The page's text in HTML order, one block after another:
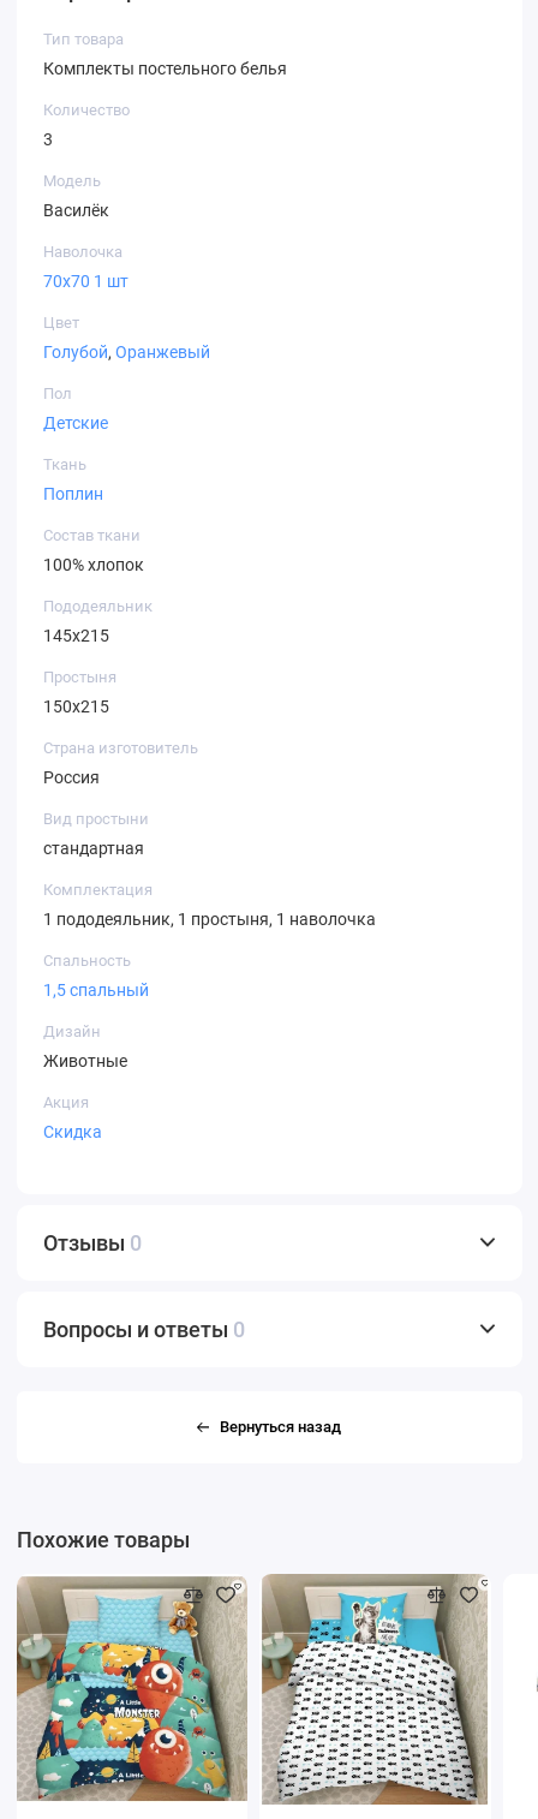
Тип товара
Комплекты постельного белья
Количество
3
Модель
Василёк
Наволочка
70х70 1 шт
Цвет
Голубой, Оранжевый
Пол
Детские
Ткань
Поплин
Состав ткани
100% хлопок
Пододеяльник
145х215
Простыня
150х215
Страна изготовитель
Россия
Вид простыни
стандартная
Комплектация
1 пододеяльник, 1 простыня, 1 наволочка
Спальность
1,5 спальный
Дизайн
Животные
Акция
Скидка
Отзывы 0
Вопросы и ответы 0
Вернуться назад
Похожие товары